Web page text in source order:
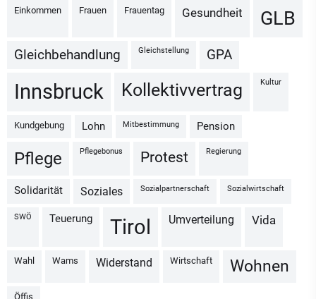
Einkommen Frauen Frauentag Gesundheit GLB
Gleichbehandlung Gleichstellung GPA
Innsbruck Kollektivvertrag Kultur
Kundgebung Lohn Mitbestimmung Pension
Pflege Pflegebonus Protest Regierung
Solidarität Soziales Sozialpartnerschaft Sozialwirtschaft
SWÖ Teuerung Tirol Umverteilung vida
Wahl Wams Widerstand Wirtschaft Wohnen
Öffis